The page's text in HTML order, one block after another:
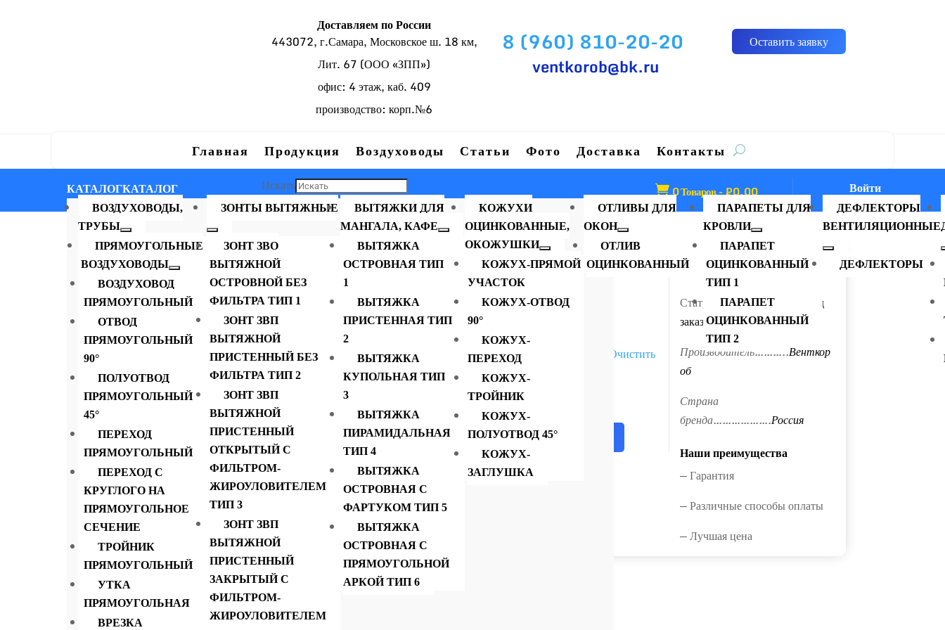
Доставляем по России
443072, г.Самара, Московское ш. 18 км,
Лит. 67 (ООО «ЗПП»)
офис: 4 этаж, каб. 409
производство: корп.№6
8 (960) 810-20-20
ventkorob@bk.ru
Оставить заявку
Главная Продукция Воздуховоды Статьи Фото Доставка Контакты
КАТАЛОГКАТАЛОГ
ВОЗДУХОВОДЫ,
ТРУБЫ
ПРЯМОУГОЛЬНЫЕ
ВОЗДУХОВОДЫ
ВОЗДУХОВОД
ПРЯМОУГОЛЬНЫЙ
ОТВОД
ПРЯМОУГОЛЬНЫЙ
90°
ПОЛУОТВОД
ПРЯМОУГОЛЬНЫЙ
45°
ПЕРЕХОД
ПРЯМОУГОЛЬНЫЙ
ПЕРЕХОД С
КРУГЛОГО НА
ПРЯМОУГОЛЬНОЕ
СЕЧЕНИЕ
ТРОЙНИК
ПРЯМОУГОЛЬНЫЙ
УТКА
ПРЯМОУГОЛЬНАЯ
ВРЕЗКА
ЗОНТЫ ВЫТЯЖНЫЕ
ЗОНТ ЗВО
ВЫТЯЖНОЙ
ОСТРОВНОЙ БЕЗ
ФИЛЬТРА ТИП 1
ЗОНТ ЗВП
ВЫТЯЖНОЙ
ПРИСТЕННЫЙ БЕЗ
ФИЛЬТРА ТИП 2
ЗОНТ ЗВП
ВЫТЯЖНОЙ
ПРИСТЕННЫЙ
ОТКРЫТЫЙ С
ФИЛЬТРОМ-
ЖИРОУЛОВИТЕЛЕМ
ТИП 3
ЗОНТ ЗВП
ВЫТЯЖНОЙ
ПРИСТЕННЫЙ
ЗАКРЫТЫЙ С
ФИЛЬТРОМ-
ЖИРОУЛОВИТЕЛЕМ
ВЫТЯЖКИ ДЛЯ
МАНГАЛА, КАФЕ
ВЫТЯЖКА
ОСТРОВНАЯ ТИП
1
ВЫТЯЖКА
ПРИСТЕННАЯ ТИП
2
ВЫТЯЖКА
КУПОЛЬНАЯ ТИП
3
ВЫТЯЖКА
ПИРАМИДАЛЬНАЯ
ТИП 4
ВЫТЯЖКА
ОСТРОВНАЯ С
ФАРТУКОМ ТИП 5
ВЫТЯЖКА
ОСТРОВНАЯ С
ПРЯМОУГОЛЬНОЙ
АРКОЙ ТИП 6
КОЖУХИ
ОЦИНКОВАННЫЕ,
ОКОЖУШКИ
КОЖУХ-ПРЯМОЙ
УЧАСТОК
КОЖУХ-ОТВОД
90°
КОЖУХ-
ПЕРЕХОД
КОЖУХ-
ТРОЙНИК
КОЖУХ-
ПОЛУОТВОД 45°
КОЖУХ-
ЗАГЛУШКА
ОТЛИВЫ ДЛЯ
ОКОН
ОТЛИВ
ОЦИНКОВАННЫЙ
ПАРАПЕТЫ ДЛЯ
КРОВЛИ
ПАРАПЕТ
ОЦИНКОВАННЫЙ
ТИП 1
ПАРАПЕТ
ОЦИНКОВАННЫЙ
ТИП 2
ДЕФЛЕКТОРЫ
ВЕНТИЛЯЦИОННЫЕ
ДЕФЛЕКТОРЫ
Искать
×
 0 Товаров-₽0.00 Войти
Заглушка D, 500 мм
Тип Очистить
Количество
товара
Заглушка
500
мм
В корзину
Заглушка круглая
Статус…………………………
Под
заказ
Производитель………..Венткор
об
Страна
бренда……………….Россия
Наши преимущества
— Гарантия
— Различные способы оплаты
— Лучшая цена
Характеристики